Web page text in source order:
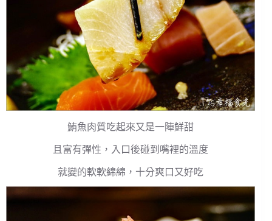
鮪魚肉質吃起來又是一陣鮮甜
且富有彈性，入口後碰到嘴裡的溫度
就變的軟軟綿綿，十分爽口又好吃